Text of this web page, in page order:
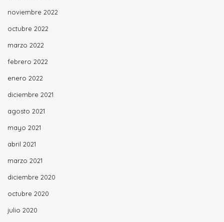
noviembre 2022
octubre 2022
marzo 2022
febrero 2022
enero 2022
diciembre 2021
agosto 2021
mayo 2021
abril 2021
marzo 2021
diciembre 2020
octubre 2020
julio 2020